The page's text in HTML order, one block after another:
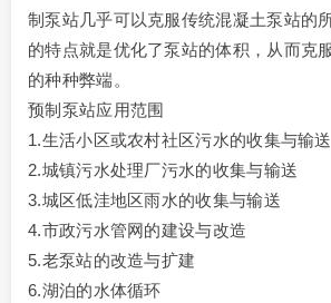
制泵站几乎可以克服传统混凝土泵站的
的特点就是优化了泵站的体积，从而克
的种种弊端。
预制泵站应用范围
1.生活小区或农村社区污水的收集与输送
2.城镇污水处理厂污水的收集与输送
3.城区低洼地区雨水的收集与输送
4.市政污水管网的建设与改造
5.老泵站的改造与扩建
6.湖泊的水体循环